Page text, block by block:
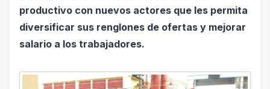
productivo con nuevos actores que les permita
diversificar sus renglones de ofertas y mejorar
salario a los trabajadores.